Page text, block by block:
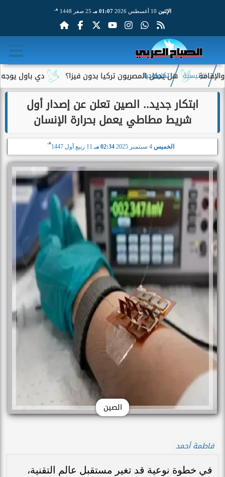
الإثنين 01:07 مـ 25 صفر 1448 هـ
دي باول يوجه هل يدخل المصريون تركيا بدون فيزا؟
الرئيسية تكنولوجيا
ابتكار جديد.. الصين تعلن عن إصدار أول
شريط مطاطي يعمل بحرارة الإنسان
الخميس 4 سبتمبر 2025 02:34 مـ 11 ربيع أول 1447
هـ
الصين
فاطمة أحمد
في خطوة نوعية قد تغير مستقبل عالم التقنية،